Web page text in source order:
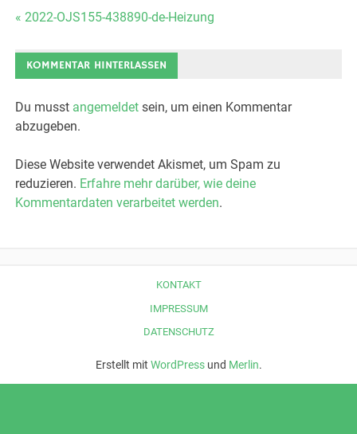
Beitrags-
Navigation
« 2022-OJS155-438890-de-Heizung
KOMMENTAR HINTERLASSEN
Du musst angemeldet sein, um einen Kommentar
abzugeben.
Diese Website verwendet Akismet, um Spam zu
reduzieren. Erfahre mehr darüber, wie deine
Kommentardaten verarbeitet werden.
KONTAKT
IMPRESSUM
DATENSCHUTZ
Erstellt mit WordPressund Merlin.